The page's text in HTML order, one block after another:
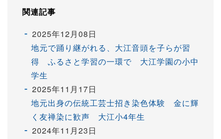
関連記事
2025年12月08日
地元で踊り継がれる、大江音頭を子らが習
得 ふるさと学習の一環で 大江学園の小中
学生
2025年11月17日
地元出身の伝統工芸士招き染色体験 金に輝
く友禅染に歓声 大江小4年生
2024年11月23日